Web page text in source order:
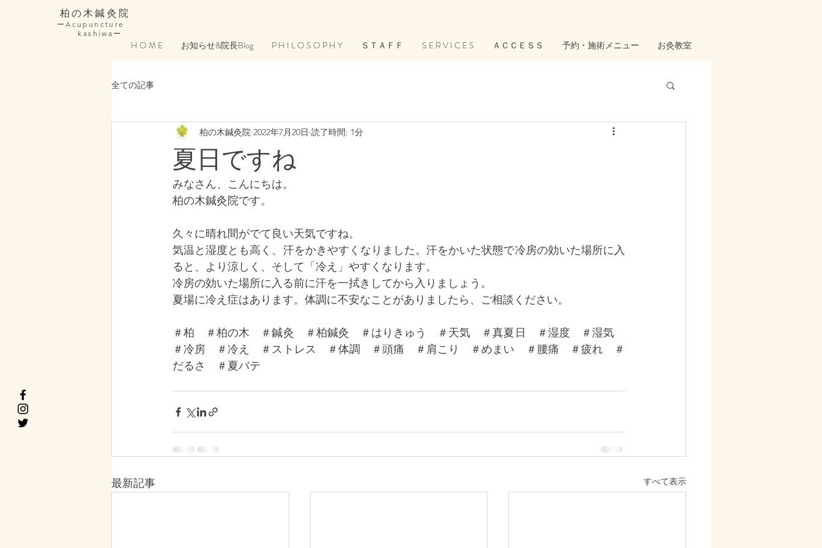
柏の木鍼灸院
ーAcupuncture
kashiwaー
H O M E お知らせ&院長Blog P H I L O S O P H Y ＳＴＡＦＦ S E R V I C E S ＡＣＣＥＳＳ 予約・施術メニュー お灸教室
全ての記事
夏日ですね
柏の木鍼灸院 2022年7月20日 読了時間: 1分
みなさん、こんにちは。
柏の木鍼灸院です。
久々に晴れ間がでて良い天気ですね。
気温と湿度とも高く、汗をかきやすくなりました。汗をかいた状態で冷房の効いた場所に入
ると、より涼しく、そして「冷え」やすくなります。
冷房の効いた場所に入る前に汗を一拭きしてから入りましょう。
夏場に冷え症はあります。体調に不安なことがありましたら、ご相談ください。
＃柏　＃柏の木　＃鍼灸　＃柏鍼灸　＃はりきゅう　＃天気　＃真夏日　＃湿度　＃湿気
＃冷房　＃冷え　＃ストレス　＃体調　＃頭痛　＃肩こり　＃めまい　＃腰痛　＃疲れ　＃
だるさ　＃夏バテ
最新記事 すべて表示